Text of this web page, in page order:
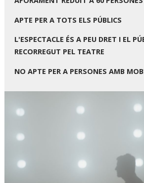
APTE PER A TOTS ELS PÚBLICS
L'ESPECTACLE ÉS A PEU DRET I EL
RECORREGUT PEL TEATRE
NO APTE PER A PERSONES AMB